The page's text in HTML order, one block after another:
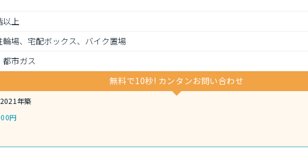
以上
場、宅配ボックス、バイク置場
市ガス
無料で10秒! カンタンお問い合わせ
年築
円